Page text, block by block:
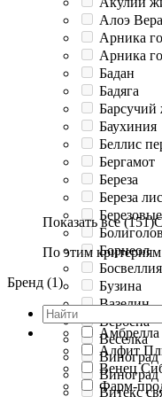
Алоэ Вера
Арника
Арника
Бадан
Бадяга
Барсучий
Баухиния
Беллис
Бергамот
Береза
Береза
Болиголов
Борнеол
Босвеллия
Бузина
Вазелин
Вербена
Веселка
Виноград
Виноград
Витекс
Показать все (151)
По этим
Бренд (1)
Амбрелла
Алфит
Венец
Фарм-